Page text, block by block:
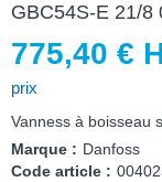
GBC54S-E 21/8
775,40 €
prix
Vanness à boisseau
Marque : Danfoss
Code article :